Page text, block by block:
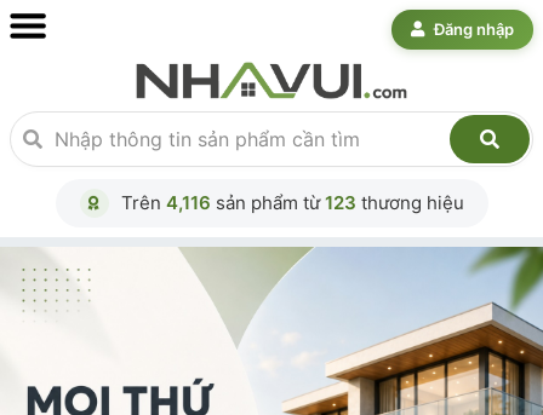
Đăng nhập
Trên 4,116 sản phẩm từ123 thương hiệu